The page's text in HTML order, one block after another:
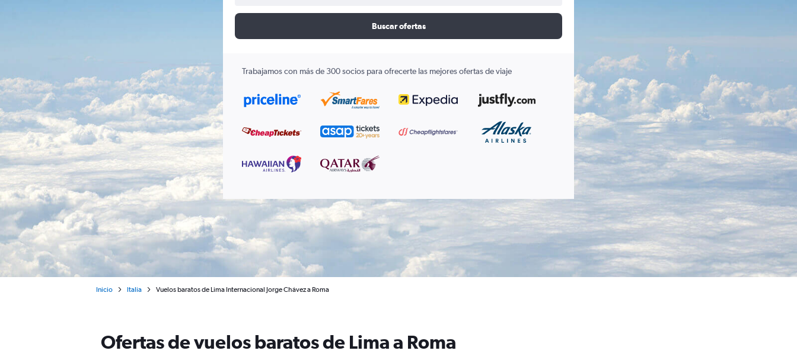
Buscar ofertas
Trabajamos con más de 300 socios para ofrecerte las mejores ofertas de viaje
Inicio Italia Vuelos baratos de Lima Internacional Jorge Chávez a Roma
Ofertas de vuelos baratos de Lima a Roma